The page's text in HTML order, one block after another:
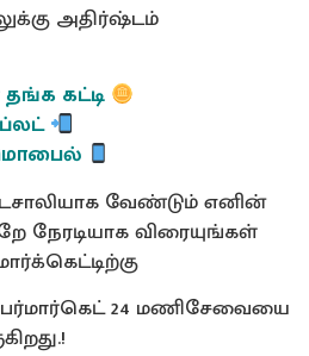
அதிர்ஷ்டம்
தங்க கட்டி
மொபைல்
வேண்டும் எனின்
நேரடியாக விரையுங்கள்
24 மணிசேவையை